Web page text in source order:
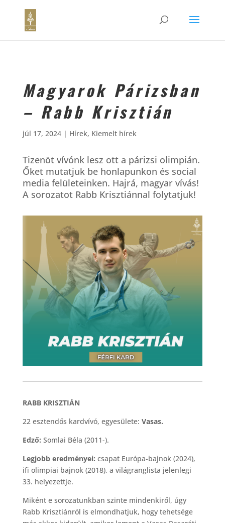
Magyarok Párizsban
– Rabb Krisztián
júl 17, 2024| Hírek, Kiemelt hírek
Tizenöt vívónk lesz ott a párizsi olimpián.
Őket mutatjuk be honlapunkon és social
media felületeinken. Hajrá, magyar vívás!
A sorozatot Rabb Krisztiánnal folytatjuk!
RABB KRISZTIÁN
22 esztendős kardvívó, egyesülete: Vasas.
Edző: Somlai Béla (2011-).
Legjobb eredményei: csapat Európa-bajnok (2024),
ifi olimpiai bajnok (2018), a világranglista jelenlegi
33. helyezettje.
Miként e sorozatunkban szinte mindenkiről, úgy
Rabb Krisztiánról is elmondhatjuk, hogy tehetsége